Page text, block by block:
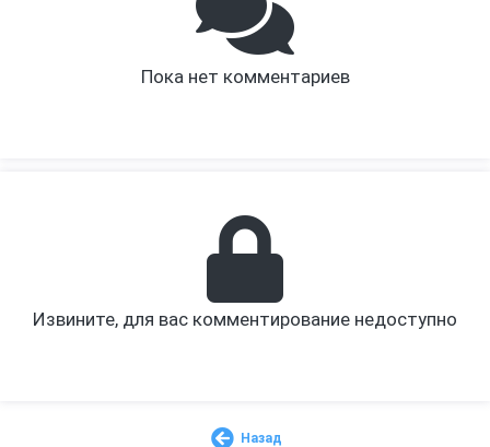
Пока нет комментариев
Извините, для вас комментирование недоступно
Назад